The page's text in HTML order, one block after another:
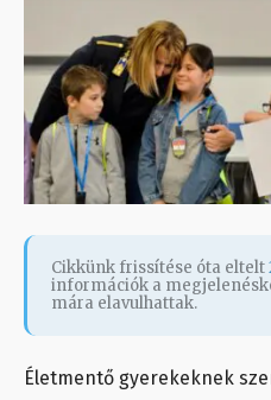
Cikkünk frissítése óta eltelt
információk a
mára elavulhattak.
Életmentő gyerekeknek